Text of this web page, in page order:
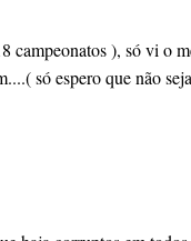
), só vi
só espero que não